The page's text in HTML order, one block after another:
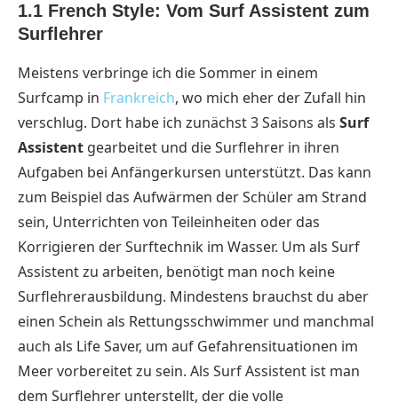
1.1 French Style: Vom Surf Assistent zum
Surflehrer
Meistens verbringe ich die Sommer in einem
Surfcamp in Frankreich, wo mich eher der Zufall hin
verschlug. Dort habe ich zunächst 3 Saisons als Surf
Assistent gearbeitet und die Surflehrer in ihren
Aufgaben bei Anfängerkursen unterstützt. Das kann
zum Beispiel das Aufwärmen der Schüler am Strand
sein, Unterrichten von Teileinheiten oder das
Korrigieren der Surftechnik im Wasser. Um als Surf
Assistent zu arbeiten, benötigt man noch keine
Surflehrerausbildung. Mindestens brauchst du aber
einen Schein als Rettungsschwimmer und manchmal
auch als Life Saver, um auf Gefahrensituationen im
Meer vorbereitet zu sein. Als Surf Assistent ist man
dem Surflehrer unterstellt, der die volle